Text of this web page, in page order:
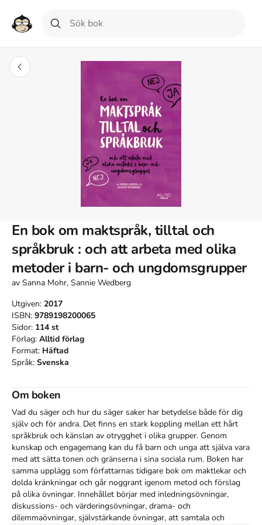
En bok om maktspråk, tilltal och
språkbruk : och att arbeta med olika
metoder i barn- och ungdomsgrupper
av Sanna Mohr, Sannie Wedberg
Utgiven: 2017
ISBN: 9789198200065
Sidor: 114 st
Förlag: Alltid förlag
Format: Häftad
Språk: Svenska
Om boken
Vad du säger och hur du säger saker har betydelse både för dig
själv och för andra. Det finns en stark koppling mellan ett hårt
språkbruk och känslan av otrygghet i olika grupper. Genom
kunskap och engagemang kan du få barn och unga att själva vara
med att sätta tonen och gränserna i sina sociala rum. Boken har
samma upplägg som författarnas tidigare bok om maktlekar och
dolda kränkningar och går noggrant igenom metod och förslag
på olika övningar. Innehållet börjar med inledningsövningar,
diskussions- och värderingsövningar, drama- och
dilemmaövningar, självstärkande övningar, att samtala och